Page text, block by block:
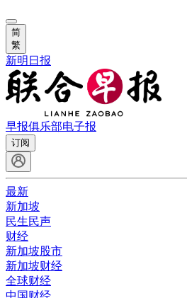
简
繁
新明日报
早报俱乐部电子报
订阅
最新
新加坡
民生民声
财经
新加坡股市
新加坡财经
全球财经
中国财经